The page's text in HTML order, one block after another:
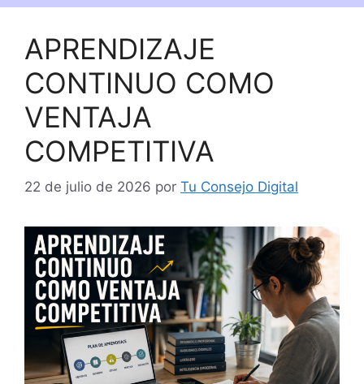
APRENDIZAJE
CONTINUO COMO
VENTAJA
COMPETITIVA
22 de julio de 2026 por Tu Consejo Digital